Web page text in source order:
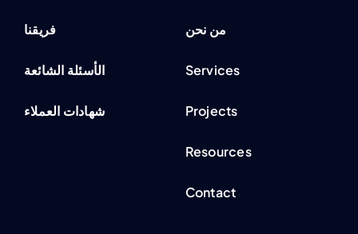
من نحن
Services
Projects
Resources
Contact
فريقنا
الأسئلة الشائعة
شهادات العملاء